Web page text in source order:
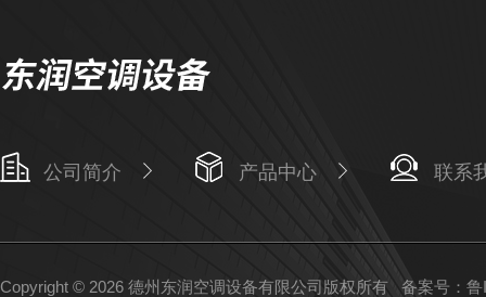
公司简介 产品中心 联系
Copyright © 2026 德州东润空调设备有限公司版权所有备案号：